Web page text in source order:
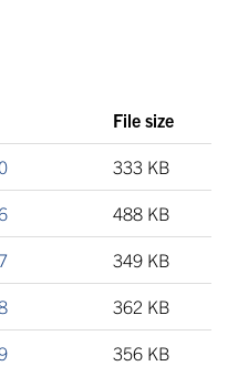
File size
333 KB
488 KB
349 KB
362 KB
356 KB